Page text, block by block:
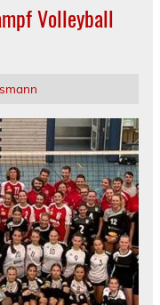
Volleyball